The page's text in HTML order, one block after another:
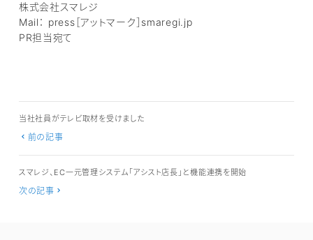
株式会社スマレジ
Mail： press［アットマーク］smaregi.jp
PR担当宛て
当社社員がテレビ取材を受けました
前の記事
スマレジ、EC一元管理システム「アシスト店長」と機能連携を開始
次の記事